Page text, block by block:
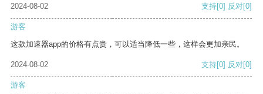
2024-08-02
支持[0] 反对[0]
游客
这款加速器app的价格有点贵，可以适当降低一些，这样会更加亲民。
2024-08-02 支持[0] 反对[0]
游客